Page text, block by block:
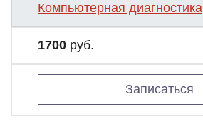
Компьютерная диагностика
1700 руб.
Записаться